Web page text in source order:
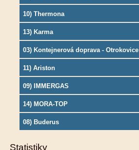
10) Thermona
13) Karma
03) Kontejnerová doprava - Otrokovice
11) Ariston
09) IMMERGAS
14) MORA-TOP
08) Buderus
Statistiky